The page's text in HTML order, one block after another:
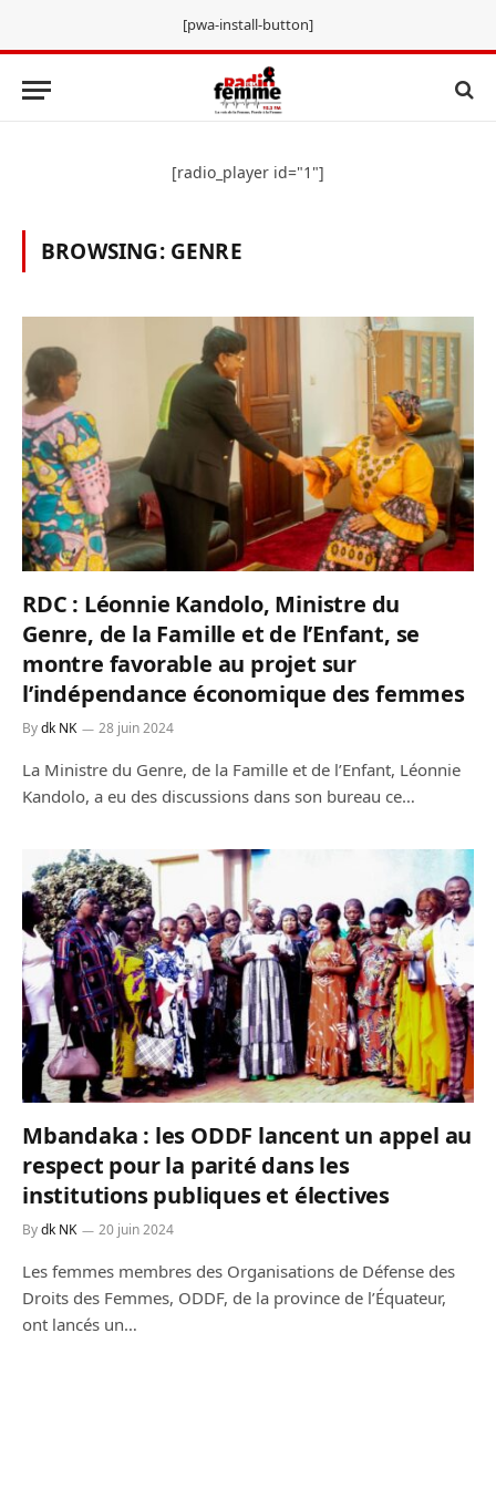
[pwa-install-button]
[radio_player id="1"]
BROWSING: GENRE
RDC : Léonnie Kandolo, Ministre du
Genre, de la Famille et de l’Enfant, se
montre favorable au projet sur
l’indépendance économique des femmes
Bydk NK 28 juin 2024
La Ministre du Genre, de la Famille et de l’Enfant, Léonnie
Kandolo, a eu des discussions dans son bureau ce…
Mbandaka : les ODDF lancent un appel au
respect pour la parité dans les
institutions publiques et électives
Bydk NK 20 juin 2024
Les femmes membres des Organisations de Défense des
Droits des Femmes, ODDF, de la province de l’Équateur,
ont lancés un…